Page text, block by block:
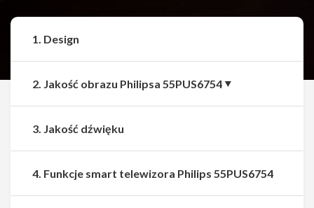
1. Design
2. Jakość obrazu Philipsa 55PUS6754
3. Jakość dźwięku
4. Funkcje smart telewizora Philips 55PUS6754